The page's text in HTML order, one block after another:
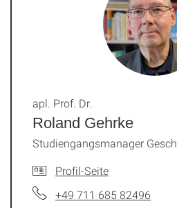
Roland Gehrke
apl. Prof. Dr.
Studiengangsmanager
Profil-Seite
+49 711 685 82496